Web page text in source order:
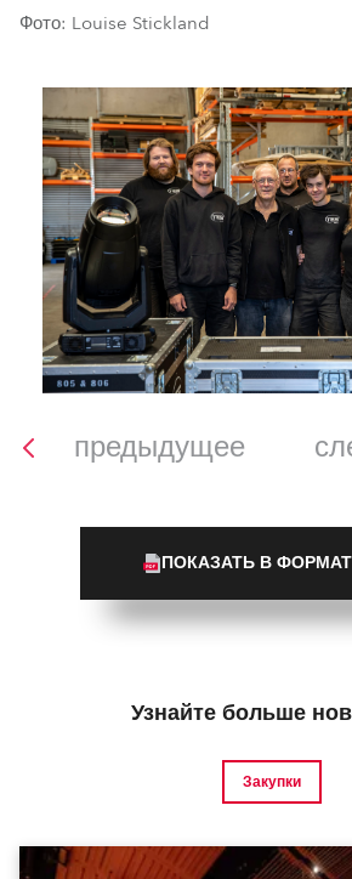
Фото: Louise Stickland
предыдущее
ПОКАЗАТЬ В
Узнайте больше
Закупки